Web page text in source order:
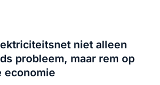
niet alleen
probleem, maar rem op
economie